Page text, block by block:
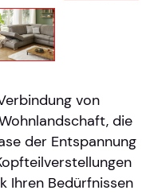
von
die
der Entspannung
Ihren Bedürfnissen